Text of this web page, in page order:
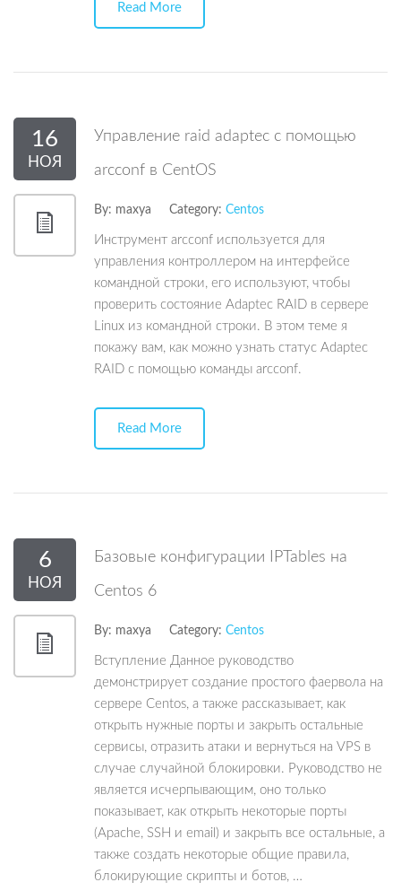
Read More
16
НОЯ
Управление raid adaptec с помощью
arcconf в CentOS
By: maxya Category: Centos
Инструмент arcconf используется для
управления контроллером на интерфейсе
командной строки, его используют, чтобы
проверить состояние Adaptec RAID в сервере
Linux из командной строки. В этом теме я
покажу вам, как можно узнать статус Adaptec
RAID с помощью команды arcconf.
Read More
6
НОЯ
Базовые конфигурации IPTables на
Centos 6
By: maxya Category: Centos
Вступление Данное руководство
демонстрирует создание простого фаервола на
сервере Centos, а также рассказывает, как
открыть нужные порты и закрыть остальные
сервисы, отразить атаки и вернуться на VPS в
случае случайной блокировки. Руководство не
является исчерпывающим, оно только
показывает, как открыть некоторые порты
(Apache, SSH и email) и закрыть все остальные, а
также создать некоторые общие правила,
блокирующие скрипты и ботов, …